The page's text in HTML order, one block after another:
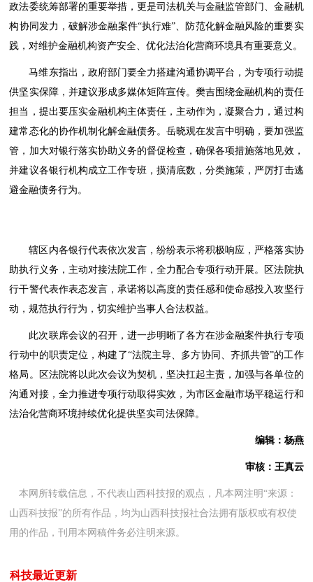
政法委统筹部署的重要举措，更是司法机关与金融监管部门、金融机
构协同发力，破解涉金融案件“执行难”、防范化解金融风险的重要实
践，对维护金融机构资产安全、优化法治化营商环境具有重要意义。
马维东指出，政府部门要全力搭建沟通协调平台，为专项行动提
供坚实保障，并建议形成多媒体矩阵宣传。樊吉围绕金融机构的责任
担当，提出要压实金融机构主体责任，主动作为，凝聚合力，通过构
建常态化的协作机制化解金融债务。岳晓观在发言中明确，要加强监
管，加大对银行落实协助义务的督促检查，确保各项措施落地见效，
并建议各银行机构成立工作专班，摸清底数，分类施策，严厉打击逃
避金融债务行为。
辖区内各银行代表依次发言，纷纷表示将积极响应，严格落实协
助执行义务，主动对接法院工作，全力配合专项行动开展。区法院执
行干警代表作表态发言，承诺将以高度的责任感和使命感投入攻坚行
动，规范执行行为，切实维护当事人合法权益。
此次联席会议的召开，进一步明晰了各方在涉金融案件执行专项
行动中的职责定位，构建了“法院主导、多方协同、齐抓共管”的工作
格局。区法院将以此次会议为契机，坚决扛起主责，加强与各单位的
沟通对接，全力推进专项行动取得实效，为市区金融市场平稳运行和
法治化营商环境持续优化提供坚实司法保障。
编辑：杨燕
审核：王真云
本网所转载信息，不代表山西科技报的观点，凡本网注明“来源：
山西科技报”的所有作品，均为山西科技报社合法拥有版权或有权使
用的作品，刊用本网稿件务必注明来源。
科技最近更新